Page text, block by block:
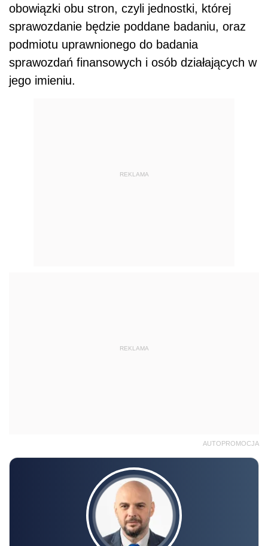
obowiązki obu stron, czyli jednostki, której
sprawozdanie będzie poddane badaniu, oraz
podmiotu uprawnionego do badania
sprawozdań finansowych i osób działających w
jego imieniu.
REKLAMA
REKLAMA
AUTOPROMOCJA